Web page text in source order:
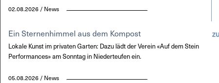
02.08.2026 / News
Ein Sternenhimmel aus dem Kompost
Lokale Kunst im privaten Garten: Dazu lädt der Verein «Auf dem Stein
Performances» am Sonntag in Niederteufen ein.
05.08.2026 / News